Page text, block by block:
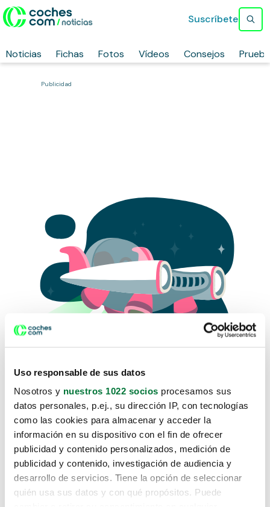
Uso responsable de sus datos
Nosotros y nuestros 1022 socios procesamos sus
datos personales, p.ej., su dirección IP, con tecnologías
como las cookies para almacenar y acceder la
información en su dispositivo con el fin de ofrecer
publicidad y contenido personalizados, medición de
publicidad y contenido, investigación de audiencia y
desarrollo de servicios. Tiene la opción de seleccionar
quién usa sus datos y con qué propósitos. Puede
Noticias Fichas Fotos Vídeos Consejos
Suscríbete
Publicidad
Lo sentimos, no sabemos como
te hemos traido hasta aquí.
Pero puedes encontrar el coche que estás
buscando en alguno de estos enlaces: